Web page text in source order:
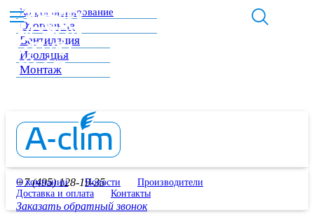
Кондиционирование
Отопление
Вентиляция
Изоляция
Монтаж
+7 (495) 128-19-35
Заказать обратный звонок
О компании Новости
Производители
Доставка и оплата
Контакты